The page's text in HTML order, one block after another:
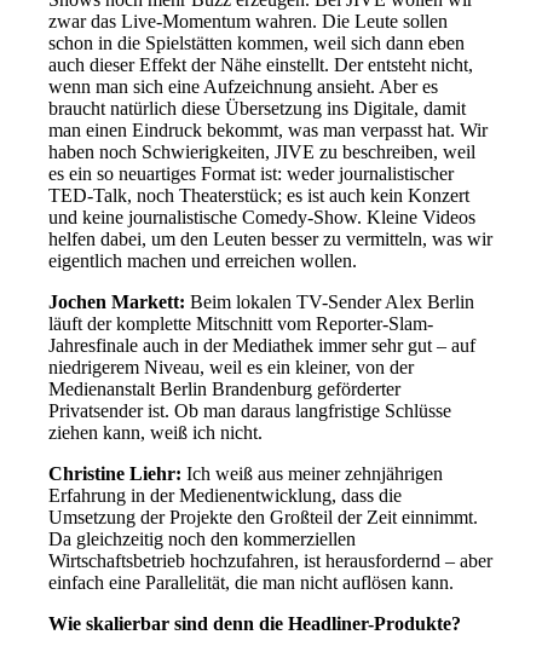
zwar das Live-Momentum wahren. Die Leute sollen
schon in die Spielstätten kommen, weil sich dann eben
auch dieser Effekt der Nähe einstellt. Der entsteht nicht,
wenn man sich eine Aufzeichnung ansieht. Aber es
braucht natürlich diese Übersetzung ins Digitale, damit
man einen Eindruck bekommt, was man verpasst hat. Wir
haben noch Schwierigkeiten, JIVE zu beschreiben, weil
es ein so neuartiges Format ist: weder journalistischer
TED-Talk, noch Theaterstück; es ist auch kein Konzert
und keine journalistische Comedy-Show. Kleine Videos
helfen dabei, um den Leuten besser zu vermitteln, was wir
eigentlich machen und erreichen wollen.
Jochen Markett: Beim lokalen TV-Sender Alex Berlin
läuft der komplette Mitschnitt vom Reporter-Slam-
Jahresfinale auch in der Mediathek immer sehr gut – auf
niedrigerem Niveau, weil es ein kleiner, von der
Medienanstalt Berlin Brandenburg geförderter
Privatsender ist. Ob man daraus langfristige Schlüsse
ziehen kann, weiß ich nicht.
Christine Liehr: Ich weiß aus meiner zehnjährigen
Erfahrung in der Medienentwicklung, dass die
Umsetzung der Projekte den Großteil der Zeit einnimmt.
Da gleichzeitig noch den kommerziellen
Wirtschaftsbetrieb hochzufahren, ist herausfordernd – aber
einfach eine Parallelität, die man nicht auflösen kann.
Wie skalierbar sind denn die Headliner-Produkte?